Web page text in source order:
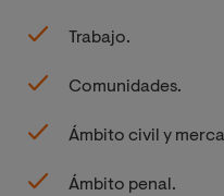
Trabajo.
Comunidades.
Ámbito civil y
Ámbito penal.